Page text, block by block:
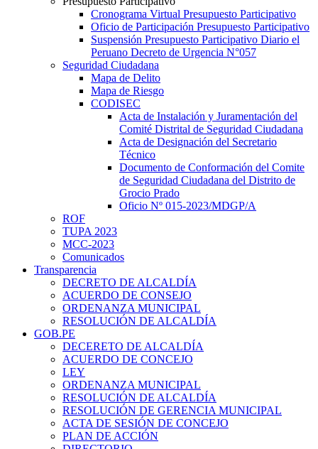
Cronograma Virtual Presupuesto Participativo
Oficio de Participación Presupuesto Participativo
Suspensión Presupuesto Participativo Diario el
Peruano Decreto de Urgencia N°057
Seguridad Ciudadana
Mapa de Delito
Mapa de Riesgo
CODISEC
Acta de Instalación y Juramentación del
Comité Distrital de Seguridad Ciudadana
Acta de Designación del Secretario
Técnico
Documento de Conformación del Comite
de Seguridad Ciudadana del Distrito de
Grocio Prado
Oficio Nº 015-2023/MDGP/A
ROF
TUPA 2023
MCC-2023
Comunicados
Transparencia
DECRETO DE ALCALDÍA
ACUERDO DE CONSEJO
ORDENANZA MUNICIPAL
RESOLUCIÓN DE ALCALDÍA
GOB.PE
DECERETO DE ALCALDÍA
ACUERDO DE CONCEJO
LEY
ORDENANZA MUNICIPAL
RESOLUCIÓN DE ALCALDÍA
RESOLUCIÓN DE GERENCIA MUNICIPAL
ACTA DE SESIÓN DE CONCEJO
PLAN DE ACCIÓN